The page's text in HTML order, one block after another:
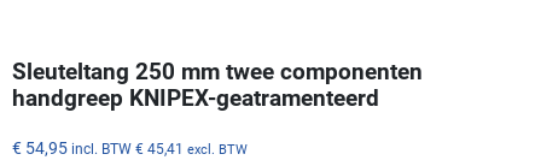
Sleuteltang 250 mm twee componenten
handgreep KNIPEX-geatramenteerd
€ 54,95 incl. BTW € 45,41 excl. BTW